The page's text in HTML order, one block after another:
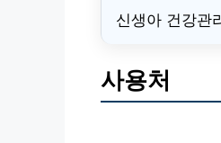
신생아 건강관
사용처